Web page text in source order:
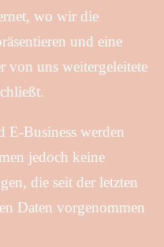
wo wir die
und eine
von uns weitergeleitete
Business werden
jedoch keine
die seit der letzten
Daten vorgenommen